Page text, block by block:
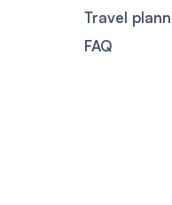
Travel
FAQ